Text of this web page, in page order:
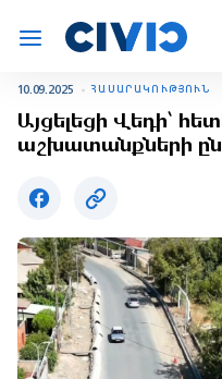
10.09.2025 ՀԱՍԱՐԱԿՈՒԹՅՈՒՆ
Այցելեցի Վեդի՝
աշխատանքների